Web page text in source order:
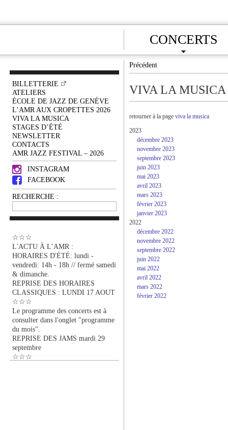
CONCERTS
BILLETTERIE
ATELIERS
ÉCOLE DE JAZZ DE GENÈVE
L’AMR AUX CROPETTES 2026
VIVA LA MUSICA
STAGES D’ÉTÉ
NEWSLETTER
CONTACTS
AMR JAZZ FESTIVAL – 2026
INSTAGRAM
FACEBOOK
RECHERCHE :
☆☆☆
L'ACTU À L’AMR :
HORAIRES D'ÉTÉ: lundi -
vendredi: 14h - 18h // fermé samedi
& dimanche.
REPRISE DES HORAIRES
CLASSIQUES : LUNDI 17 AOUT
☆☆☆
Le programme des concerts est à
consulter dans l'onglet "programme
du mois".
REPRISE DES JAMS mardi 29
septembre
☆☆☆
Précédent
VIVA LA MUSICA
retourner à la page viva la musica
2023
décembre 2023
novembre 2023
septembre 2023
juin 2023
mai 2023
avril 2023
mars 2023
février 2023
janvier 2023
2022
décembre 2022
novembre 2022
septembre 2022
juin 2022
mai 2022
avril 2022
mars 2022
février 2022